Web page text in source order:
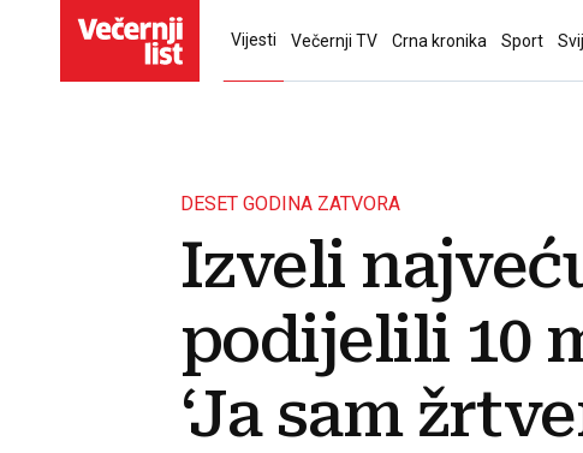
Vijesti Večernji TV Crna kronika Sport
DESET GODINA ZATVORA
Izveli
podijelili 10
‘Ja sam